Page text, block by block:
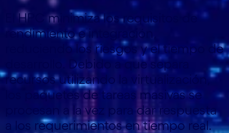
El HPC minimiza los requisitos de
rendimiento e integración,
reduciendo los riesgos y el tiempo de
desarrollo. Debido a que separa
recursos utilizando la virtualización,
los paquetes de tareas masivas se
procesan a la vez para dar respuesta
a los requerimientos en tiempo real.